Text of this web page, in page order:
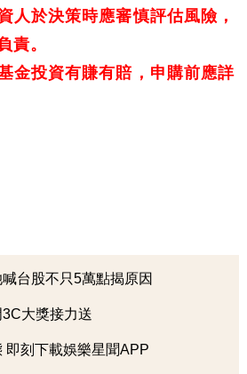
人於決策時應審慎評估風險，
責。
金投資有賺有賠，申購前應詳
台股不只5萬點揭原因
大獎接力送
即刻下載娛樂星聞APP